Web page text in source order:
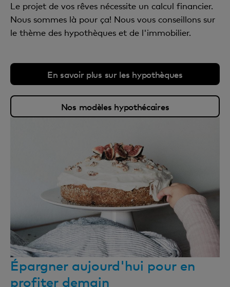
Le projet de vos rêves nécessite un calcul financier.
Nous sommes là pour ça! Nous vous conseillons sur
le thème des hypothèques et de l'immobilier.
En savoir plus sur les hypothèques
Nos modèles hypothécaires
Épargner aujourd'hui pour en
profiter demain